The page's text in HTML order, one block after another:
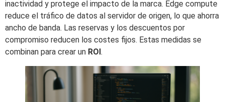
inactividad y protege el impacto de la marca. Edge compute
reduce el tráfico de datos al servidor de origen, lo que ahorra
ancho de banda. Las reservas y los descuentos por
compromiso reducen los costes fijos. Estas medidas se
combinan para crear un ROI .